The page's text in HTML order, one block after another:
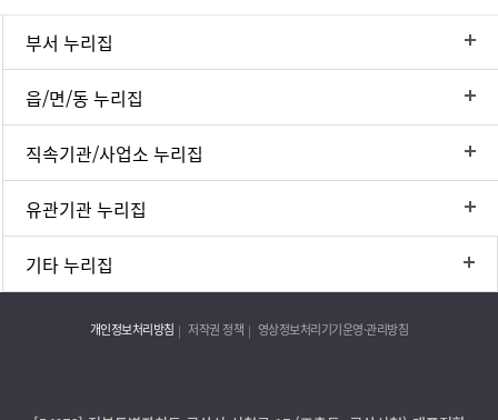
부서 누리집
읍/면/동 누리집
직속기관/사업소 누리집
유관기관 누리집
기타 누리집
개인정보처리방침 저작권 정책 영상정보처리기기운영·관리방침